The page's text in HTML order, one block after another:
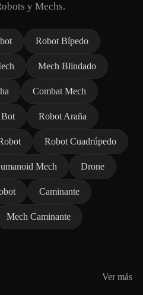
y Mechs.
Robot Bípedo
Mech Blindado
Combat Mech
Bot Robot Araña
Robot Cuadrúpedo
Mech Drone
Caminante
Mech Caminante
Ver más